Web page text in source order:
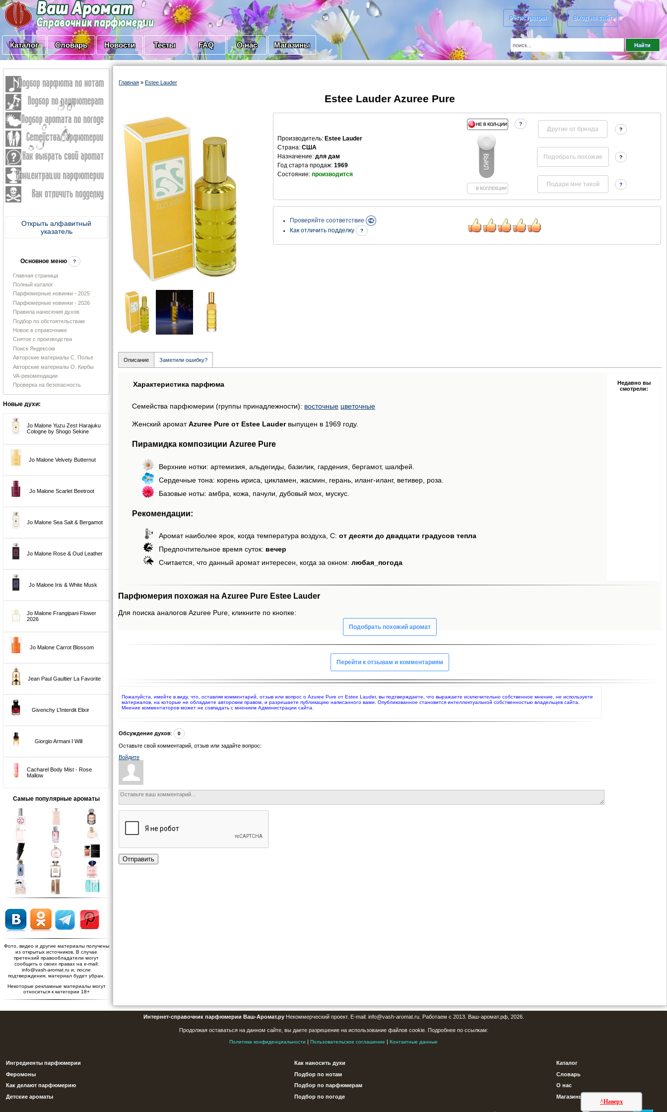
Регистрация Вход на сайт
Каталог Словарь Новости Тесты FAQ О нас Магазины
Открыть алфавитный
указатель
Основное меню ?
Главная страница
Полный каталог
Парфюмерные новинки - 2025
Парфюмерные новинки - 2026
Правила нанесения духов
Подбор по обстоятельствам
Новое в справочнике
Снятое с производства
Поиск Яндексом
Авторские материалы С. Полье
Авторские материалы О. Кирбы
VA-рекомендации
Проверка на безопасность
Новые духи:
Jo Malone Yuzu Zest Harajuku
Cologne by Shogo Sekine
Jo Malone Velvety Butternut
Jo Malone Scarlet Beetroot
Jo Malone Sea Salt & Bergamot
Jo Malone Rose & Oud Leather
Jo Malone Iris & White Musk
Jo Malone Frangipani Flower
2026
Jo Malone Carrot Blossom
Jean Paul Gaultier La Favorite
Givenchy L’Interdit Elixir
Giorgio Armani I Will
Cacharel Body Mist - Rose
Mallow
Самые популярные ароматы
Фото, видео и другие материалы получены
из открытых источников. В случае
претензий правообладатели могут
сообщить о своих правах на e-mail:
info@vash-aromat.ru и, после
подтверждения, материал будет убран.
Некоторые рекламные материалы могут
относиться к категории 18+
Главная » Estee Lauder
Estee Lauder Azuree Pure
Производитель: Estee Lauder
Страна: США
Назначение: для дам
Год старта продаж: 1969
Состояние: производится
?
Другие от бренда ?
?
?
Проверяйте соответствие
Как отличить подделку
?
Описание Заметили ошибку?
Характеристика парфюма
Семейства парфюмерии (группы принадлежности): восточные цветочные
Женский ароматAzuree Pure от Estee Lauderвыпущен в 1969 году.
Пирамидка композиции Azuree Pure
Верхние нотки: артемизия, альдегиды, базилик, гардения, бергамот, шалфей.
Сердечные тона: корень ириса, цикламен, жасмин, герань, иланг-иланг, ветивер, роза.
Базовые ноты: амбра, кожа, пачули, дубовый мох, мускус.
Рекомендации:
Аромат наиболее ярок, когда температура воздуха, С: от десяти до двадцати градусов тепла
Предпочтительное время суток: вечер
Считается, что данный аромат интересен, когда за окном: любая_погода
Недавно вы
смотрели:
Парфюмерия похожая на Azuree Pure Estee Lauder
Для поиска аналогов Azuree Pure, кликните по кнопке:
Подобрать похожий аромат
Перейти к отзывам и комментариям
Пожалуйста, имейте в виду, что, оставляя комментарий, отзыв или вопрос о Azuree Pure от Estee Lauder, вы подтверждаете, что выражаете исключительно собственное мнение, не используете
материалов, на которые не обладаете авторским правом, и разрешаете публикацию написанного вами. Опубликованное становится интеллектуальной собственностью владельцев сайта.
Мнение комментаторов может не совпадать с мнением Администрации сайта.
Обсуждение духов: 0
Оставьте свой комментарий, отзыв или задайте вопрос:
Войдите
Отправить
^Наверх
Интернет-справочник парфюмерии Ваш-Аромат.руНекоммерческий проект. E-mail: info@vash-aromat.ru. Работаем с 2013. Ваш-аромат.рф, 2026.
Продолжая оставаться на данном сайте, вы даете разрешение на использование файлов cookie. Подробнее по ссылкам:
Политика конфиденциальности | Пользовательское соглашение | Контактные данные
Ингредиенты парфюмерии
Феромоны
Как делают парфюмерию
Детские ароматы
Как наносить духи
Подбор по нотам
Подбор по парфюмерам
Подбор по погоде
Каталог
Словарь
О нас
Магазины